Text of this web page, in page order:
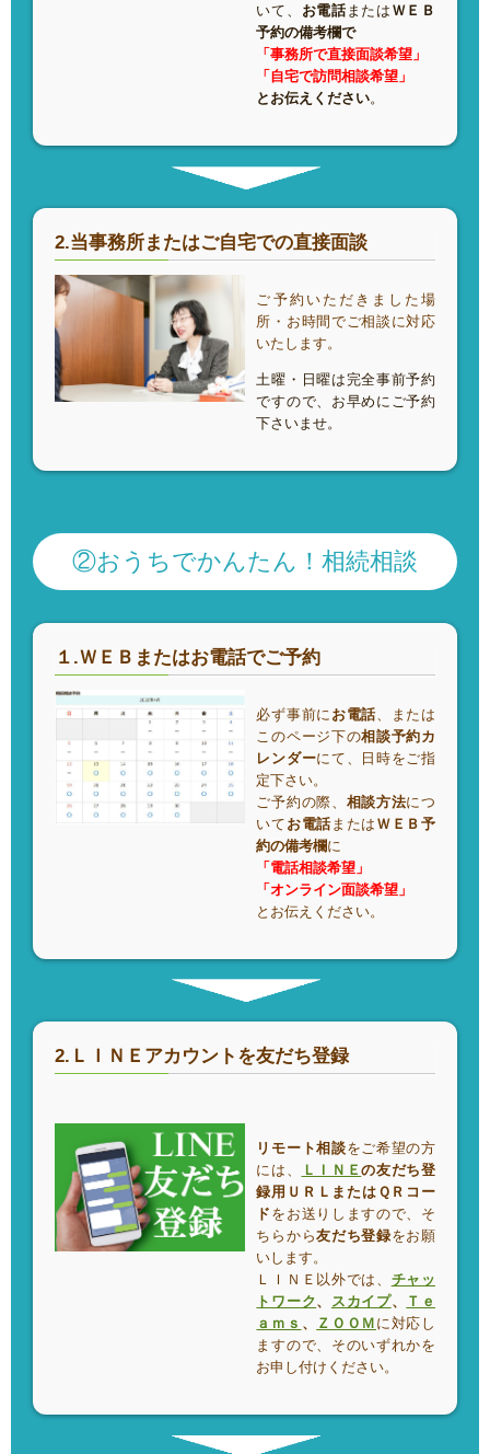
いて、 お電話または ＷＥＢ
予約の備考欄で
「事務所で直接面談希望」
「自宅で訪問相談希望」
とお伝えください。
2.当事務所またはご自宅での直接面談
ご予約いただきました場
所・お時間でご相談に対応
いたします。
土曜・日曜は完全事前予約
ですので、お早めにご予約
下さいませ。
②おうちでかんたん！相続相談
１.ＷＥＢまたはお電話でご予約
必ず事前に お電話、または
このページ下の相談予約カ
レンダーにて、日時をご指
定下さい。
ご予約の際、 相談方法につ
いて お電話または ＷＥＢ予
約の備考欄に
「電話相談希望」
「オンライン面談希望」
とお伝えください。
2.ＬＩＮＥアカウントを友だち登録
リモート相談をご希望の方
には、
ＬＩＮＥの友だち登
録用ＵＲＬまたはＱＲコー
ド をお送りしますので、そ
ちらから友だち登録をお願
いします。
ＬＩＮＥ以外では、 チャッ
トワーク、 スカイプ、
Ｔｅ
ａｍｓ 、 ＺＯＯＭ に対応し
ますので、そのいずれかを
お申し付けください。